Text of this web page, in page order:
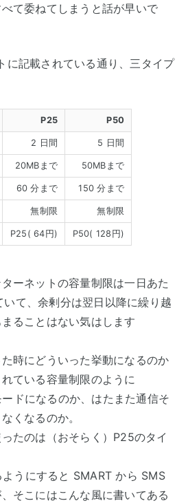
て委ねてしまうと話が早いで
に記載されている通り、三タイプ
P25 P50
2 日間 5 日間
20MBまで 50MBまで
60 分まで 150 分まで
無制限 無制限
P25( 64円) P50( 128円)
ーネットの容量制限は一日あた
て、余剰分は翌日以降に繰り越
ることはない気はします
時にどういった挙動になるのか
ている容量制限のように
ドになるのか、はたまた通信そ
くなるのか。
たのは（おそらく）P25のタイ
うにすると SMART から SMS
そこにはこんな風に書いてある